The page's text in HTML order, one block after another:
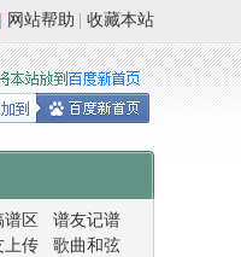
收藏本站
网站帮助
谱区
谱友记谱
上传
歌曲和弦